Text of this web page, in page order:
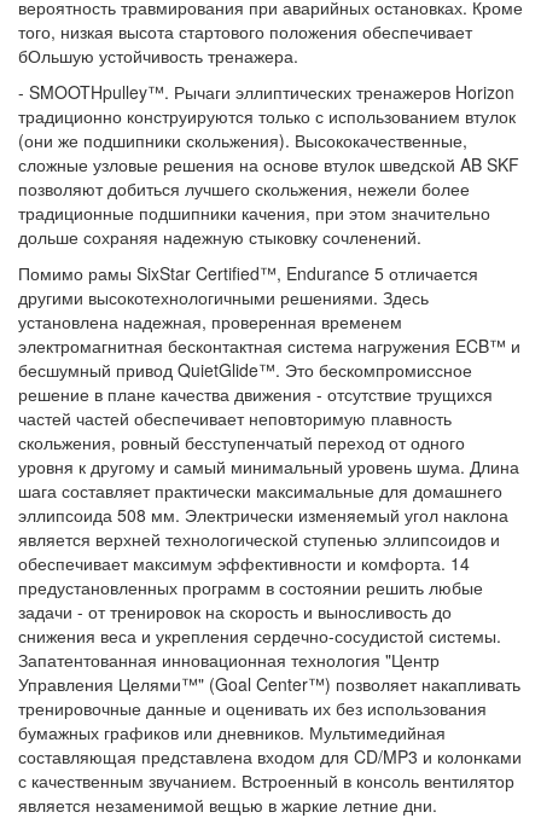
вероятность травмирования при аварийных остановках. Кроме
того, низкая высота стартового положения обеспечивает
бОльшую устойчивость тренажера.
- SMOOTHpulley™. Рычаги эллиптических тренажеров Horizon
традиционно конструируются только с использованием втулок
(они же подшипники скольжения). Высококачественные,
сложные узловые решения на основе втулок шведской AB SKF
позволяют добиться лучшего скольжения, нежели более
традиционные подшипники качения, при этом значительно
дольше сохраняя надежную стыковку сочленений.
Помимо рамы SixStar Certified™, Endurance 5 отличается
другими высокотехнологичными решениями. Здесь
установлена надежная, проверенная временем
электромагнитная бесконтактная система нагружения ECB™ и
бесшумный привод QuietGlide™. Это бескомпромиссное
решение в плане качества движения - отсутствие трущихся
частей частей обеспечивает неповторимую плавность
скольжения, ровный бесступенчатый переход от одного
уровня к другому и самый минимальный уровень шума. Длина
шага составляет практически максимальные для домашнего
эллипсоида 508 мм. Электрически изменяемый угол наклона
является верхней технологической ступенью эллипсоидов и
обеспечивает максимум эффективности и комфорта. 14
предустановленных программ в состоянии решить любые
задачи - от тренировок на скорость и выносливость до
снижения веса и укрепления сердечно-сосудистой системы.
Запатентованная инновационная технология "Центр
Управления Целями™" (Goal Center™) позволяет накапливать
тренировочные данные и оценивать их без использования
бумажных графиков или дневников. Мультимедийная
составляющая представлена входом для CD/MP3 и колонками
с качественным звучанием. Встроенный в консоль вентилятор
является незаменимой вещью в жаркие летние дни.